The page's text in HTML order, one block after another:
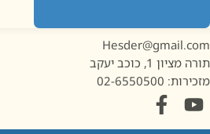
1, כוכב יעקב
02-6550500